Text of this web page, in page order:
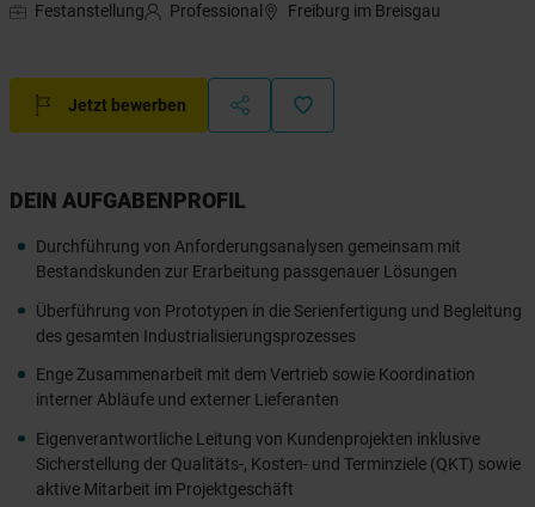
Festanstellung Professional Freiburg im Breisgau
Jetzt bewerben
DEIN AUFGABENPROFIL
Durchführung von Anforderungsanalysen gemeinsam mit
Bestandskunden zur Erarbeitung passgenauer Lösungen
Überführung von Prototypen in die Serienfertigung und Begleitung
des gesamten Industrialisierungsprozesses
Enge Zusammenarbeit mit dem Vertrieb sowie Koordination
interner Abläufe und externer Lieferanten
Eigenverantwortliche Leitung von Kundenprojekten inklusive
Sicherstellung der Qualitäts-, Kosten- und Terminziele (QKT) sowie
aktive Mitarbeit im Projektgeschäft